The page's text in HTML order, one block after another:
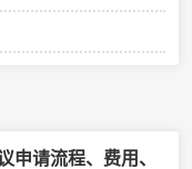
申请流程、费用、